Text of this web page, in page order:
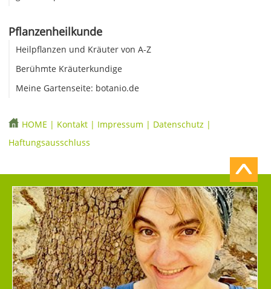
Pflanzenheilkunde
Heilpflanzen und Kräuter von A-Z
Berühmte Kräuterkundige
Meine Gartenseite: botanio.de
HOME | Kontakt | Impressum | Datenschutz |
Haftungsausschluss